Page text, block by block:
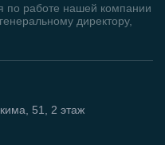
51, 2 этаж
по работе нашей компании
директору,